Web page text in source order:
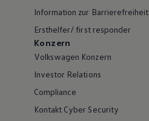
Information zur Barrierefreiheit
Ersthelfer/ first responder
Konzern
Volkswagen Konzern
Investor Relations
Compliance
Kontakt Cyber Security